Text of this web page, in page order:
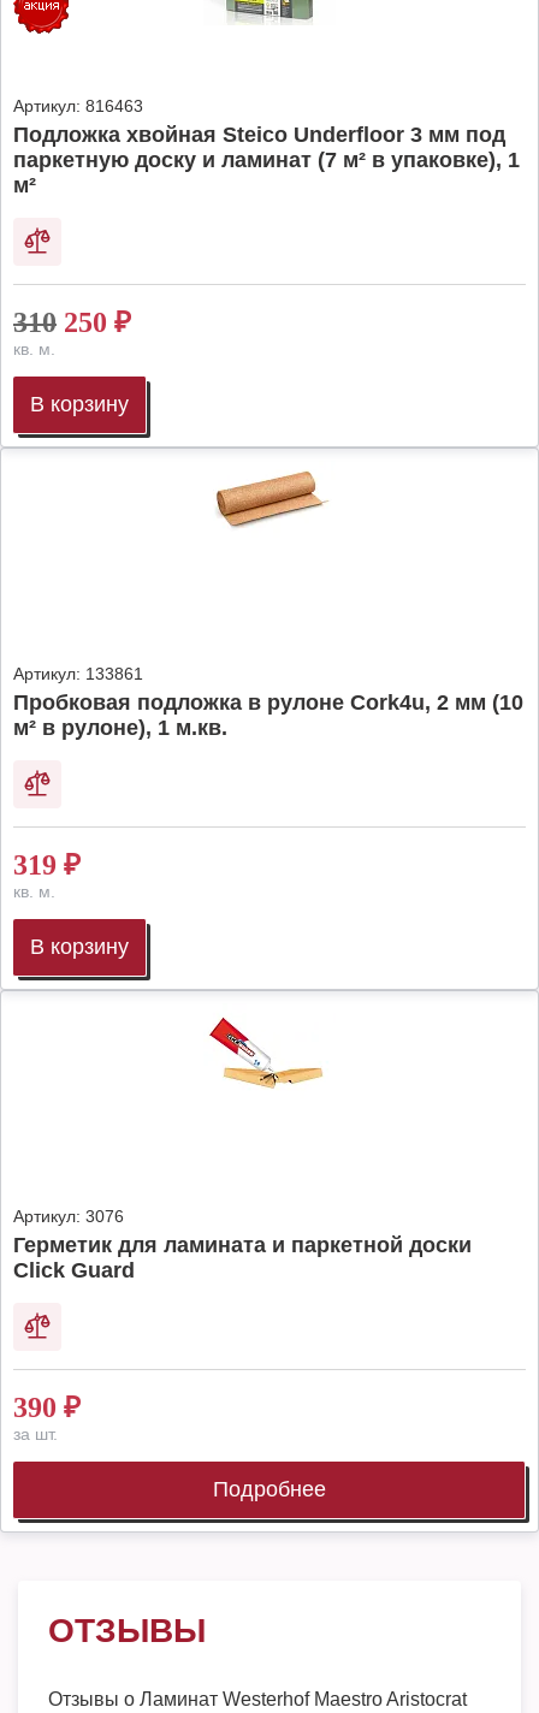
Артикул: 816463
Подложка хвойная Steico Underfloor 3 мм под
паркетную доску и ламинат (7 м² в упаковке), 1
м²
310 250 ₽
кв. м.
В корзину
Артикул: 133861
Пробковая подложка в рулоне Cork4u, 2 мм (10
м² в рулоне), 1 м.кв.
319 ₽
кв. м.
В корзину
Артикул: 3076
Герметик для ламината и паркетной доски
Click Guard
390 ₽
за шт.
Подробнее
ОТЗЫВЫ
Отзывы о Ламинат Westerhof Maestro Aristocrat